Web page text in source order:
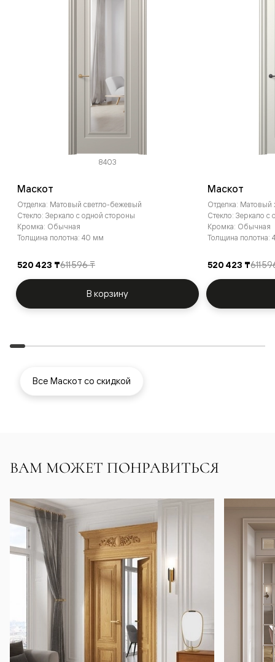
8403
Маскот
Отделка: Матовый светло-бежевый
Стекло: Зеркало с одной стороны
Кромка: Обычная
Толщина полотна: 40 мм
520 423 ₸611 596 ₸
В корзину
Маскот
Отделка:
Стекло: Зеркало с
Кромка: Обычная
Толщина полотна:
520 423 ₸611
Все Маскот со скидкой
ВАМ МОЖЕТ ПОНРАВИТЬСЯ